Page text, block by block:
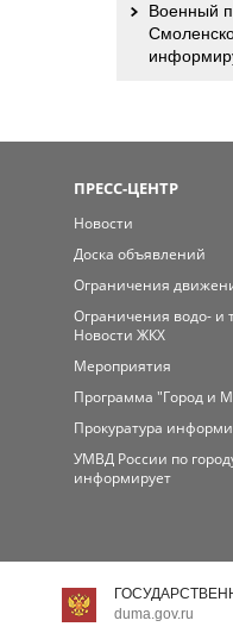
Военный
ПРЕСС-ЦЕНТР
Новости
Доска объявлений
Ограничения
Ограничения водо- и
Новости ЖКХ
Мероприятия
Программа "Город и
Прокуратура
УМВД России по
информирует
duma.gov.ru